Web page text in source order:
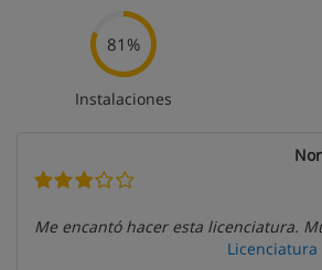
81%
Instalaciones
Me encantó hacer esta licenciatura.
Licenciatura